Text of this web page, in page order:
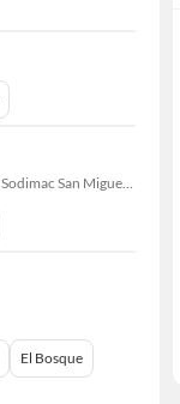
Sodimac Cerrillos, Sodimac Maipú, Sodimac San Miguel, Sodimac El Bosque, Sodimac San Bernardo, Constructor Cantagallo, Sodimac Talagante, Sodimac San Fernando
El Bosque